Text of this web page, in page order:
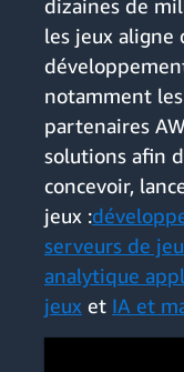
dizaines de
les jeux aligne
notamment
partenaires
solutions afin
concevoir,
jeux :
serveurs de
analytique
jeux et IA et